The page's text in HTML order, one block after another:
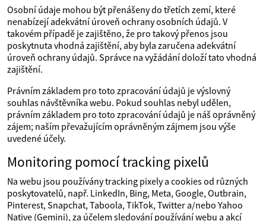
Osobní údaje mohou být přenášeny do třetích zemí, které
nenabízejí adekvátní úroveň ochrany osobních údajů. V
takovém případě je zajištěno, že pro takový přenos jsou
poskytnuta vhodná zajištění, aby byla zaručena adekvátní
úroveň ochrany údajů. Správce na vyžádání doloží tato vhodná
zajištění.
Právním základem pro toto zpracování údajů je výslovný
souhlas návštěvníka webu. Pokud souhlas nebyl udělen,
právním základem pro toto zpracování údajů je náš oprávněný
zájem; naším převažujícím oprávněným zájmem jsou výše
uvedené účely.
Monitoring pomocí tracking pixelů
Na webu jsou používány tracking pixely a cookies od různých
poskytovatelů, např. LinkedIn, Bing, Meta, Google, Outbrain,
Pinterest, Snapchat, Taboola, TikTok, Twitter a/nebo Yahoo
Native (Gemini), za účelem sledování používání webu a akcí